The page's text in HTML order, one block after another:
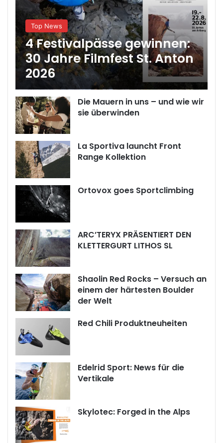
Top News
4 Festivalpässe gewinnen:
30 Jahre Filmfest St. Anton
2026
Die Mauern in uns – und wie wir
sie überwinden
La Sportiva launcht Front
Range Kollektion
Ortovox goes Sportclimbing
ARC’TERYX PRÄSENTIERT DEN
KLETTERGURT LITHOS SL
Shaolin Red Rocks – Versuch an
einem der härtesten Boulder
der Welt
Red Chili Produktneuheiten
Edelrid Sport: News für die
Vertikale
Skylotec: Forged in the Alps